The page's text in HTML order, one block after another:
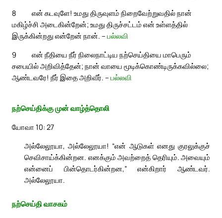
8
என் கடவுளே! உமது திருவுளம் நிறைவேற்றுவதில் நான்
மகிழ்ச்சி அடைகின்றேன்; உமது திருச்சட்டம் என் உள்ளத்தில்
இருக்கின்றது என்றேன் நான். – பல்லவி
9
என் நீதியை நீர் நிலைநாட்டிய நற்செய்தியை மாபெரும்
சபையில் அறிவித்தேன்; நான் வாயை மூடிக்கொண்டிருக்கவில்லை;
ஆண்டவரே! நீர் இதை அறிவீர். – பல்லவி
நற்செய்திக்கு முன் வாழ்த்தொலி
யோவா 10: 27
அல்லேலூயா, அல்லேலூயா! “என் ஆடுகள் எனது குரலுக்குச்
செவிசாய்க்கின்றன. எனக்கும் அவற்றைத் தெரியும். அவையும்
என்னைப் பின்தொடர்கின்றன,” என்கிறார் ஆண்டவர்.
அல்லேலூயா.
நற்செய்தி வாசகம்